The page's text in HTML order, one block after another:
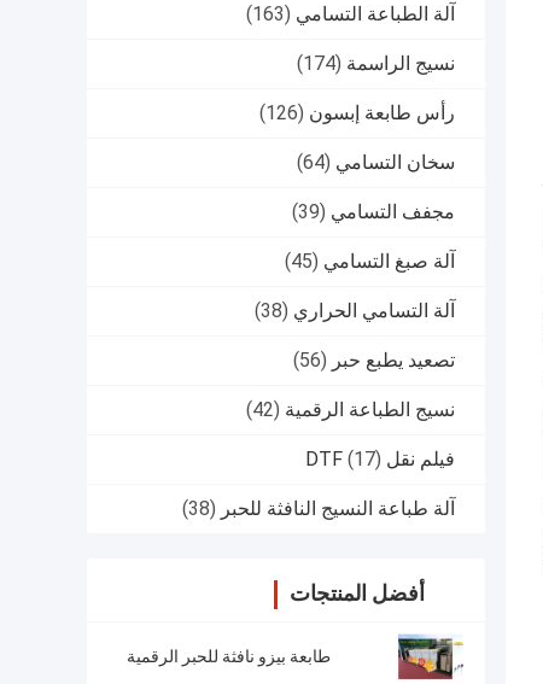
آلة الطباعة التسامي (163)
نسيج الراسمة (174)
رأس طابعة إبسون (126)
سخان التسامي (64)
مجفف التسامي (39)
آلة صبغ التسامي (45)
آلة التسامي الحراري (38)
تصعيد يطبع حبر (56)
نسيج الطباعة الرقمية (42)
فيلم نقل DTF (17)
آلة طباعة النسيج النافثة للحبر (38)
أفضل المنتجات
طابعة بيزو نافثة للحبر الرقمية